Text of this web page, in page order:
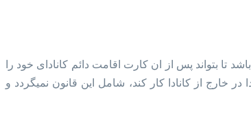
تا بتواند پس از ان کارت اقامت دائم کانادای خود را
خارج از کانادا کار کند، شامل این قانون نمیگردد و